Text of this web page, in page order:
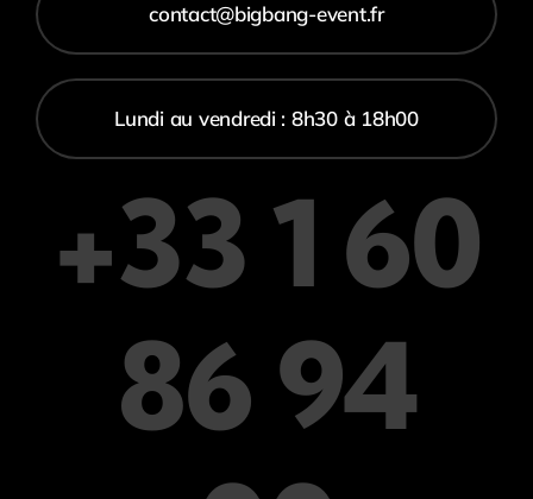
contact@bigbang-event.fr
Lundi au vendredi : 8h30 à 18h00
+33 1 60
86 94